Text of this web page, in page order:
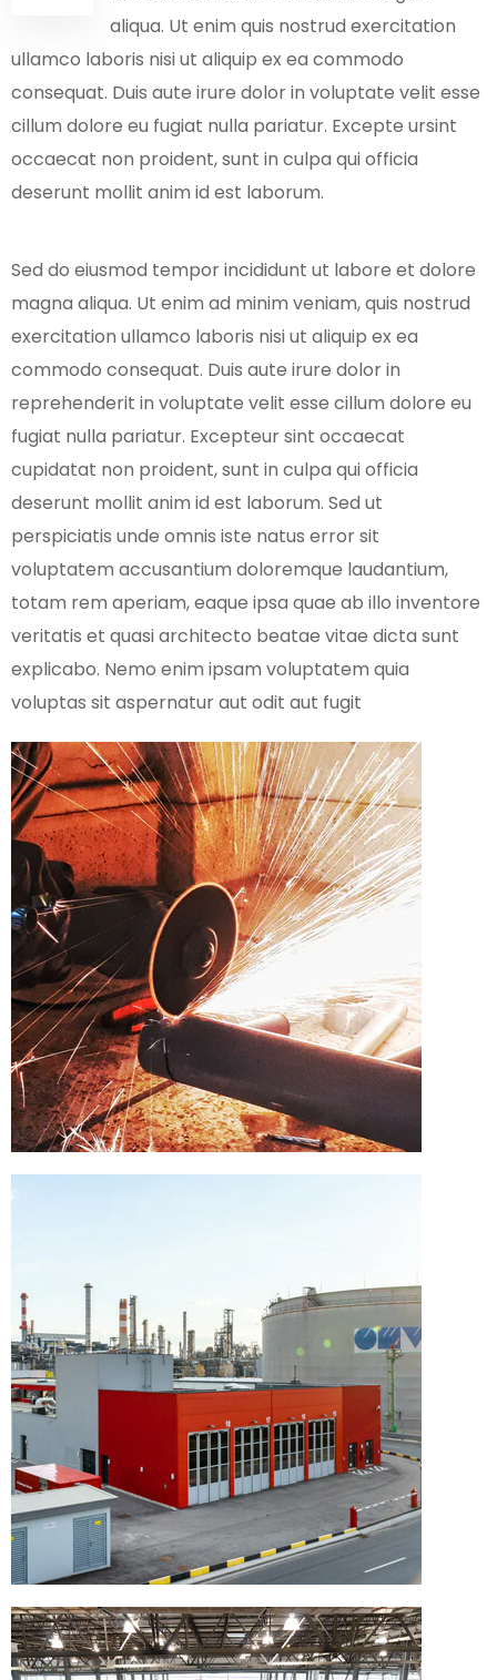
aliqua. Ut enim quis nostrud exercitation
ullamco laboris nisi ut aliquip ex ea commodo
consequat. Duis aute irure dolor in voluptate velit esse
cillum dolore eu fugiat nulla pariatur. Excepte ursint
occaecat non proident, sunt in culpa qui officia
deserunt mollit anim id est laborum.
Sed do eiusmod tempor incididunt ut labore et dolore
magna aliqua. Ut enim ad minim veniam, quis nostrud
exercitation ullamco laboris nisi ut aliquip ex ea
commodo consequat. Duis aute irure dolor in
reprehenderit in voluptate velit esse cillum dolore eu
fugiat nulla pariatur. Excepteur sint occaecat
cupidatat non proident, sunt in culpa qui officia
deserunt mollit anim id est laborum. Sed ut
perspiciatis unde omnis iste natus error sit
voluptatem accusantium doloremque laudantium,
totam rem aperiam, eaque ipsa quae ab illo inventore
veritatis et quasi architecto beatae vitae dicta sunt
explicabo. Nemo enim ipsam voluptatem quia
voluptas sit aspernatur aut odit aut fugit